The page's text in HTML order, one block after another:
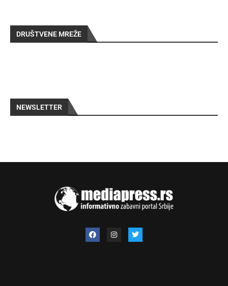
DRUŠTVENE MREŽE
NEWSLETTER